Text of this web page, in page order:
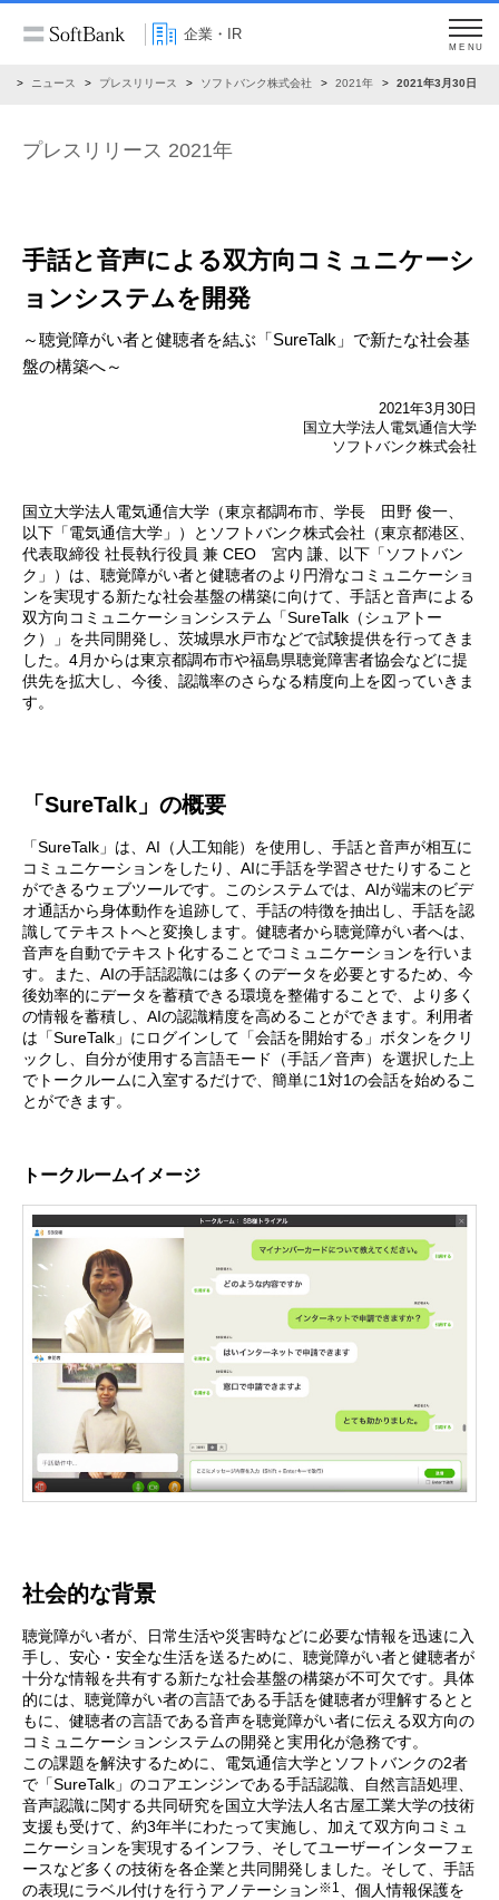
企業・IR
MENU
ニュース プレスリリース ソフトバンク株式会社 2021年 2021年3月30日
プレスリリース 2021年
手話と音声による双方向コミュニケーシ
ョンシステムを開発
～聴覚障がい者と健聴者を結ぶ「SureTalk」で新たな社会基
盤の構築へ～
2021年3月30日
国立大学法人電気通信大学
ソフトバンク株式会社
国立大学法人電気通信大学（東京都調布市、学長 田野 俊一、
以下「電気通信大学」）とソフトバンク株式会社（東京都港区、
代表取締役 社長執行役員 兼 CEO 宮内 謙、以下「ソフトバン
ク」）は、聴覚障がい者と健聴者のより円滑なコミュニケーショ
ンを実現する新たな社会基盤の構築に向けて、手話と音声による
双方向コミュニケーションシステム「SureTalk（シュアトー
ク）」を共同開発し、茨城県水戸市などで試験提供を行ってきま
した。4月からは東京都調布市や福島県聴覚障害者協会などに提
供先を拡大し、今後、認識率のさらなる精度向上を図っていきま
す。
「SureTalk」の概要
「SureTalk」は、AI（人工知能）を使用し、手話と音声が相互に
コミュニケーションをしたり、AIに手話を学習させたりすること
ができるウェブツールです。このシステムでは、AIが端末のビデ
オ通話から身体動作を追跡して、手話の特徴を抽出し、手話を認
識してテキストへと変換します。健聴者から聴覚障がい者へは、
音声を自動でテキスト化することでコミュニケーションを行いま
す。また、AIの手話認識には多くのデータを必要とするため、今
後効率的にデータを蓄積できる環境を整備することで、より多く
の情報を蓄積し、AIの認識精度を高めることができます。利用者
は「SureTalk」にログインして「会話を開始する」ボタンをクリ
ックし、自分が使用する言語モード（手話／音声）を選択した上
でトークルームに入室するだけで、簡単に1対1の会話を始めるこ
とができます。
トークルームイメージ
社会的な背景
聴覚障がい者が、日常生活や災害時などに必要な情報を迅速に入
手し、安心・安全な生活を送るために、聴覚障がい者と健聴者が
十分な情報を共有する新たな社会基盤の構築が不可欠です。具体
的には、聴覚障がい者の言語である手話を健聴者が理解するとと
もに、健聴者の言語である音声を聴覚障がい者に伝える双方向の
コミュニケーションシステムの開発と実用化が急務です。
この課題を解決するために、電気通信大学とソフトバンクの2者
で「SureTalk」のコアエンジンである手話認識、自然言語処理、
音声認識に関する共同研究を国立大学法人名古屋工業大学の技術
支援も受けて、約3年半にわたって実施し、加えて双方向コミュ
ニケーションを実現するインフラ、そしてユーザーインターフェ
ースなど多くの技術を各企業と共同開発しました。そして、手話
の表現にラベル付けを行うアノテーション※1
、個人情報保護を